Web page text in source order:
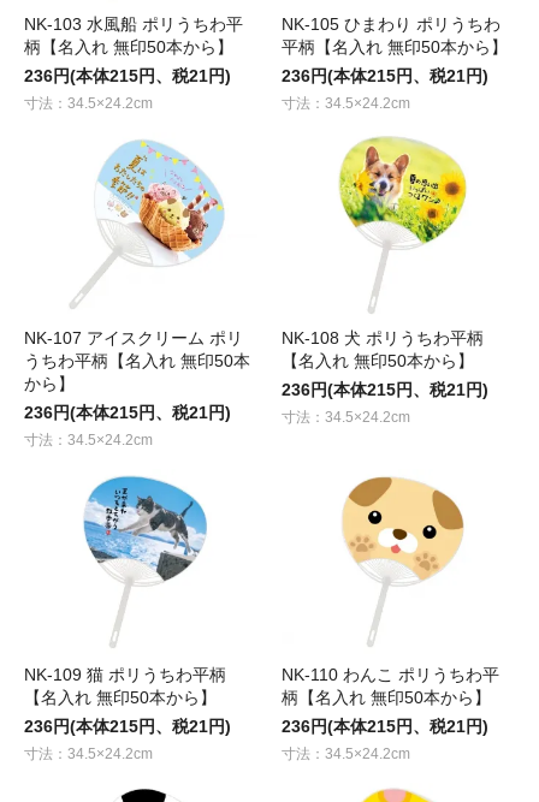
NK-103 水風船 ポリうちわ平
柄【名入れ 無印50本から】
236円(本体215円、税21円)
寸法：34.5×24.2cm
NK-105 ひまわり ポリうちわ
平柄【名入れ 無印50本から】
236円(本体215円、税21円)
寸法：34.5×24.2cm
NK-107 アイスクリーム ポリ
うちわ平柄【名入れ 無印50本
から】
236円(本体215円、税21円)
寸法：34.5×24.2cm
NK-108 犬 ポリうちわ平柄
【名入れ 無印50本から】
236円(本体215円、税21円)
寸法：34.5×24.2cm
NK-109 猫 ポリうちわ平柄
【名入れ 無印50本から】
236円(本体215円、税21円)
寸法：34.5×24.2cm
NK-110 わんこ ポリうちわ平
柄【名入れ 無印50本から】
236円(本体215円、税21円)
寸法：34.5×24.2cm